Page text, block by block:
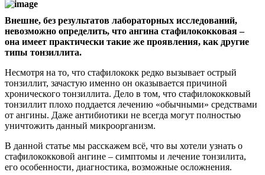
Внешне, без результатов лабораторных исследований,
невозможно определить, что ангина стафилококковая –
она имеет практически такие же проявления, как другие
типы тонзиллита.
Несмотря на то, что стафилококк редко вызывает острый
тонзиллит, зачастую именно он оказывается причиной
хронического тонзиллита. Дело в том, что стафилококковый
тонзиллит плохо поддается лечению «обычными» средствами
от ангины. Даже антибиотики не всегда могут полностью
уничтожить данный микроорганизм.
В данной статье мы расскажем всё, что вы хотели узнать о
стафилококковой ангине – симптомы и лечение тонзилита,
его особенности, диагностика, возможные осложнения.